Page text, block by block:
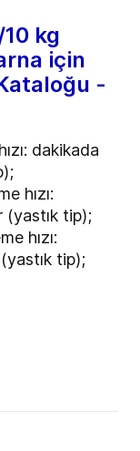
kg
için
-
dakikada
hızı:
tip);
hızı:
tip);